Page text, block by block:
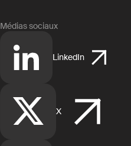
Médias sociaux
LinkedIn
X